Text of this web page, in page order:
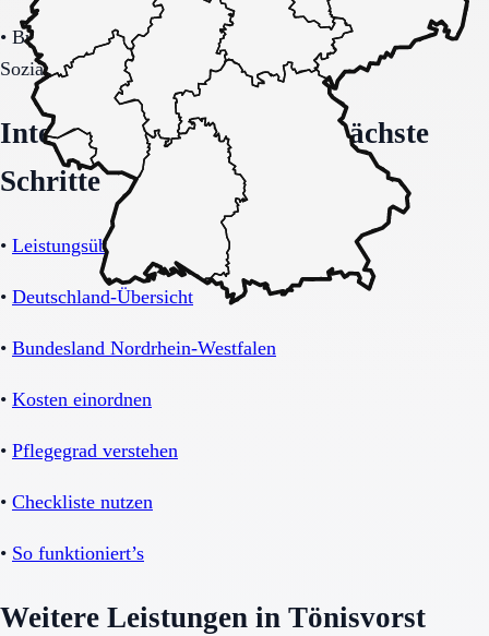
• Budget-/Kostenträgerrahmen (privat, Pflegekasse,
Sozialhilfe möglich).
Interne Orientierung und nächste
Schritte
• Leistungsübersicht Betreutes Wohnen
• Deutschland-Übersicht
• Bundesland Nordrhein-Westfalen
• Kosten einordnen
• Pflegegrad verstehen
• Checkliste nutzen
• So funktioniert’s
Weitere Leistungen in Tönisvorst